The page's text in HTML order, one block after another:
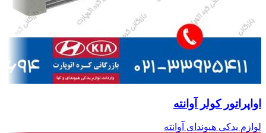
اواپراتور کولر آوانته
لوازم یدکی هیوندای آوانته